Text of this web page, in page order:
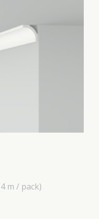
m / pack)